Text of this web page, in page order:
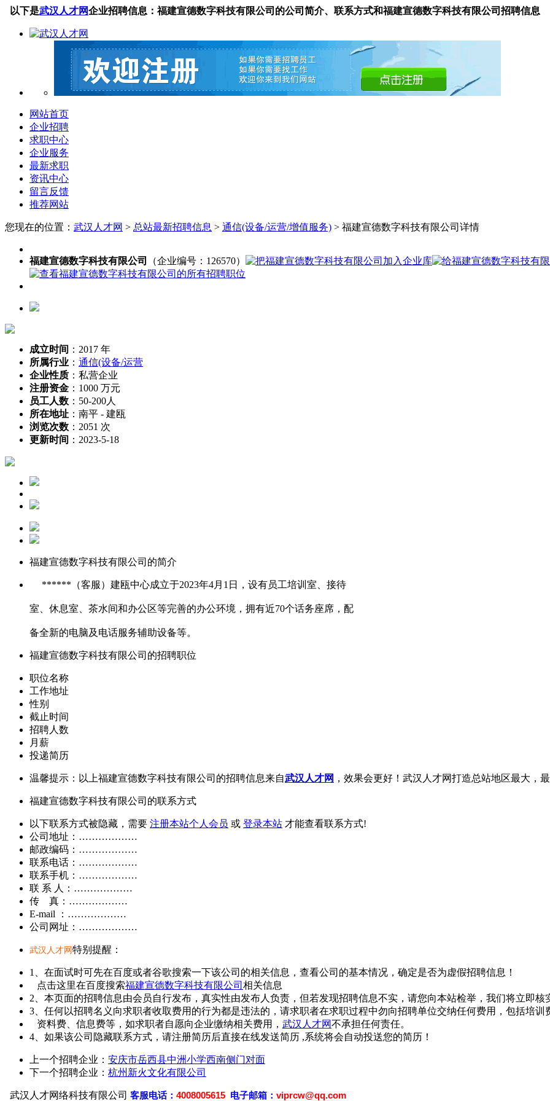
以下是武汉人才网企业招聘信息：福建宣德数字科技有限公司的公司简介、联系方式和福建宣德数字科技有限公司招聘信息
网站首页
企业招聘
求职中心
企业服务
最新求职
资讯中心
留言反馈
推荐网站
您现在的位置： 武汉人才网 > 总站最新招聘信息 > 通信(设备/运营/增值服务) > 福建宣德数字科技有限公司详情
福建宣德数字科技有限公司 （企业编号：126570）
成立时间 ： 2017 年
所属行业 ： 通信(设备/运营
企业性质 ： 私营企业
注册资金 ： 1000 万元
员工人数 ： 50-200人
所在地址 ： 南平 - 建瓯
浏览次数 ： 2051 次
更新时间 ： 2023-5-18
福建宣德数字科技有限公司的简介
******（客服）建瓯中心成立于2023年4月1日，设有员工培训室、接待
室、休息室、茶水间和办公区等完善的办公环境，拥有近70个话务座席，配
备全新的电脑及电话服务辅助设备等。
福建宣德数字科技有限公司的招聘职位
职位名称
工作地址
性别
截止时间
招聘人数
月薪
投递简历
温馨提示：以上福建宣德数字科技有限公司的招聘信息来自武汉人才网 ，效果会更好！武汉人才网打造总站地区最大，
福建宣德数字科技有限公司的联系方式
以下联系方式被隐藏，需要 注册本站个人会员 或 登录本站 才能查看联系方式!
公司地址：………………
邮政编码：………………
联系电话：………………
联系手机：………………
联 系 人：………………
传 真：………………
E-mail ：………………
公司网址：………………
武汉人才网 特别提醒：
1、在面试时可先在百度或者谷歌搜索一下该公司的相关信息，查看公司的基本情况，确定是否为虚假招聘信息！
点击这里在百度搜索福建宣德数字科技有限公司 相关信息
2、本页面的招聘信息由会员自行发布，真实性由发布人负责，但若发现招聘信息不实，请您向本站检举，我们将立即核
3、任何以招聘名义向求职者收取费用的行为都是违法的，请求职者在求职过程中勿向招聘单位交纳任何费用，包括培训
资料费、信息费等，如求职者自愿向企业缴纳相关费用， 武汉人才网不承担任何责任。
4、如果该公司隐藏联系方式，请注册简历后直接在线发送简历 ,系统将会自动投送您的简历！
上一个招聘企业： 安庆市岳西县中洲小学西南侧门对面
下一个招聘企业： 杭州新火文化有限公司
武汉人才网络科技有限公司 客服电话： 4008005615 电子邮箱： viprcw@qq.com